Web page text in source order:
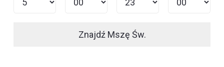
Znajdź Mszę Św.